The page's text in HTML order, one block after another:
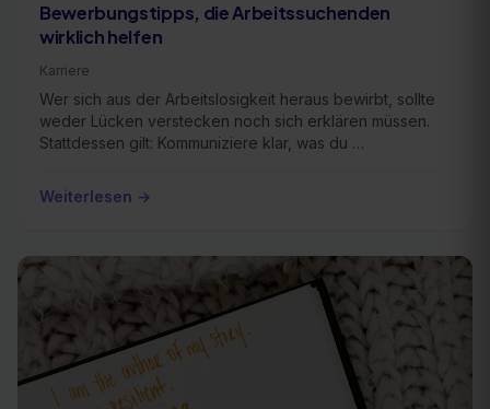
Bewerbungstipps, die Arbeitssuchenden
wirklich helfen
Karriere
Wer sich aus der Arbeitslosigkeit heraus bewirbt, sollte
weder Lücken verstecken noch sich erklären müssen.
Stattdessen gilt: Kommuniziere klar, was du …
Weiterlesen →